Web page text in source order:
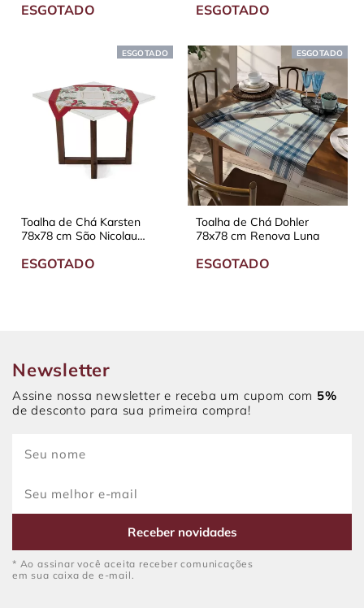
ESGOTADO ESGOTADO
ESGOTADO
Toalha de Chá Karsten
78x78 cm São Nicolau
ESGOTADO
ESGOTADO
Toalha de Chá Dohler
78x78 cm Renova Luna
ESGOTADO
Newsletter
Assine nossa newsletter e receba um cupom com 5%
de desconto para sua primeira compra!
Receber novidades
* Ao assinar você aceita receber comunicações
em sua caixa de e-mail.